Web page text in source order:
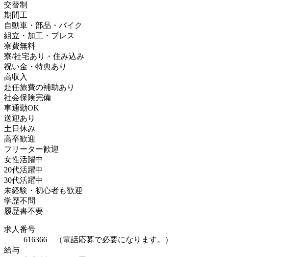
交替制
期間工
自動車・部品・バイク
組立・加工・プレス
寮費無料
寮/社宅あり・住み込み
祝い金・特典あり
高収入
赴任旅費の補助あり
社会保険完備
車通勤OK
送迎あり
土日休み
高卒歓迎
フリーター歓迎
女性活躍中
20代活躍中
30代活躍中
未経験・初心者も歓迎
学歴不問
履歴書不要
求人番号
616366 （電話応募で必要になります。）
給与